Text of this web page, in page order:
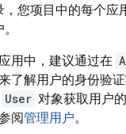
，您项目中的每个应
用中，建议通过在
了解用户的身份验
User 对象获取用户
阅管理用户。